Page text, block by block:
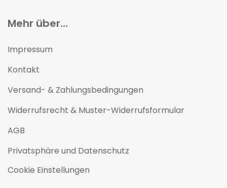
Mehr über...
Impressum
Kontakt
Versand- & Zahlungsbedingungen
Widerrufsrecht & Muster-Widerrufsformular
AGB
Privatsphäre und Datenschutz
Cookie Einstellungen